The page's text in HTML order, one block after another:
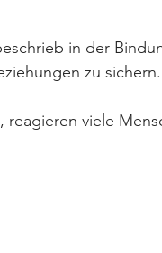
in der
zu sichern.
viele